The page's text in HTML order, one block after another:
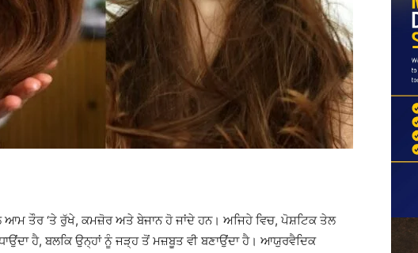
ਤੌਰ ‘ਤੇ ਰੁੱਖੇ, ਕਮਜ਼ੋਰ ਅਤੇ ਬੇਜਾਨ ਹੋ ਜਾਂਦੇ ਹਨ। ਅਜਿਹੇ ਵਿਚ, ਪੋਸ਼ਟਿਕ ਤੇਲ
ਹੈ, ਬਲਕਿ ਉਨ੍ਹਾਂ ਨੂੰ ਜੜ੍ਹ ਤੋਂ ਮਜ਼ਬੂਤ ਵੀ ਬਣਾਉਂਦਾ ਹੈ। ਆਯੁਰਵੈਦਿਕ